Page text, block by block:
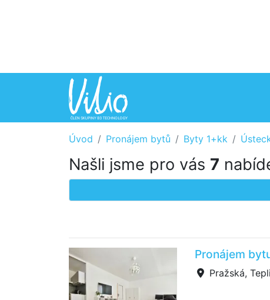
Úvod Pronájem bytů Byty 1+kk
Našli jsme pro vás 7
Pronájem
Pražská,